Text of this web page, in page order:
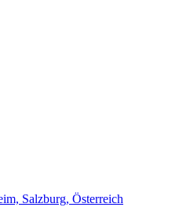
Salzburg, Österreich